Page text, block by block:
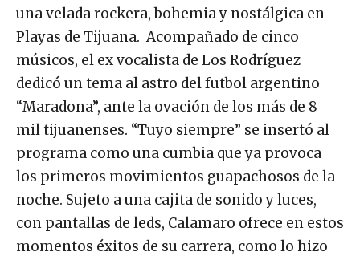
una velada rockera, bohemia y nostálgica en
Playas de Tijuana. Acompañado de cinco
músicos, el ex vocalista de Los Rodríguez
dedicó un tema al astro del futbol argentino
“Maradona”, ante la ovación de los más de 8
mil tijuanenses. “Tuyo siempre” se insertó al
programa como una cumbia que ya provoca
los primeros movimientos guapachosos de la
noche. Sujeto a una cajita de sonido y luces,
con pantallas de leds, Calamaro ofrece en estos
momentos éxitos de su carrera, como lo hizo